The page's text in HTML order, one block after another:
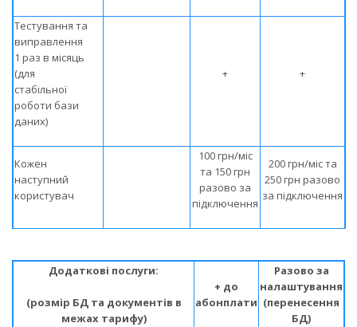
Тестування та
виправлення
1 раз в місяць
(для
стабільної
роботи бази
даних)
+ +
Кожен
наступний
користувач
100 грн/міс
та 150 грн
разово за
підключення
200 грн/міс та
250 грн разово
за підключення
Додаткові послуги:
(розмір БД та документів в
межах тарифу)
+ до
абонплати
Разово за
налаштування
(перенесення
БД)